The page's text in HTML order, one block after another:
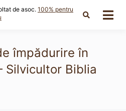
de asoc. 100% pentru
împădurire în
Silvicultor Biblia